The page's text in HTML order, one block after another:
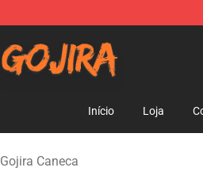
Início Loja
Gojira Caneca